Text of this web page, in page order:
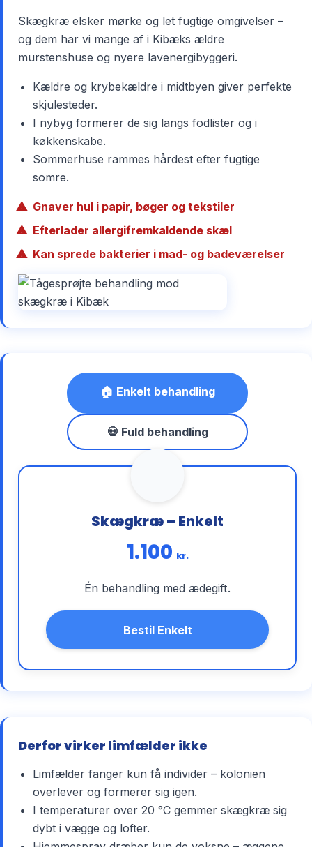
Skægkræ elsker mørke og let fugtige omgivelser –
og dem har vi mange af i Kibæks ældre
murstenshuse og nyere lavenergibyggeri.
Kældre og krybekældre i midtbyen giver perfekte
skjulesteder.
I nybyg formerer de sig langs fodlister og i
køkkenskabe.
Sommerhuse rammes hårdest efter fugtige
somre.
Gnaver hul i papir, bøger og tekstiler
Efterlader allergifremkaldende skæl
Kan sprede bakterier i mad- og badeværelser
🏠 Enkelt behandling
💀 Fuld behandling
Skægkræ – Enkelt
1.100 kr.
Én behandling med ædegift.
Bestil Enkelt
Derfor virker limfælder ikke
Limfælder fanger kun få individer – kolonien
overlever og formerer sig igen.
I temperaturer over 20 °C gemmer skægkræ sig
dybt i vægge og lofter.